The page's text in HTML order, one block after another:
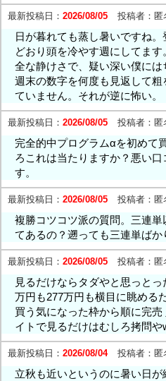
最新投稿日： 2026/08/05 投稿者： 匿
日が暮れても蒸し暑いですね
どおり頭を冷やす週にしてま
全な静けさで、疑い深い僕には
週末の数字を何度も見返して
ていません。それが逆に怖い。
最新投稿日： 2026/08/05 投稿者： 匿
完全的中プログラムαを初めて
ろこれは当たりますか？悪い
す。
最新投稿日： 2026/08/05 投稿者： 匿
複勝コツコツ派の質問。三連
てあるの？遡っても三連単ばか
最新投稿日： 2026/08/05 投稿者： 匿
見るだけならタダやと思っと
万円も277万円も横目に眺める
買う気になった枠から順に完
イトで見るだけはむしろ拷問
最新投稿日： 2026/08/04 投稿者： 匿
立秋も近いというのに暑い日